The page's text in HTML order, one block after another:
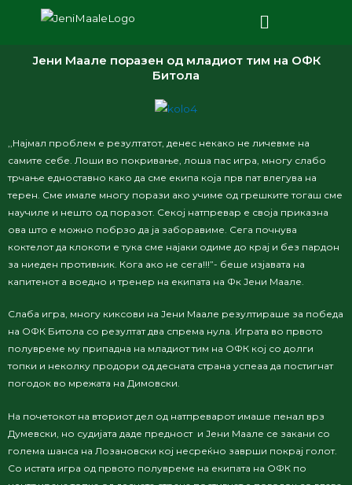
Јени Маале поразен од младиот тим на ОФК
Битола
,,Најмал проблем е резултатот, денес некако не личевме на
самите себе. Лоши во покривање, лоша пас игра, многу слабо
трчање едноставно како да сме екипа која прв пат влегува на
терен. Сме имале многу порази ако учиме од грешките тогаш сме
научиле и нешто од поразот. Секој натпревар е своја приказна
ова што е можно побрзо да ја заборавиме. Сега почнува
коктелот да клокоти е тука сме најаки одиме до крај и без пардон
за ниеден противник. Кога ако не сега!!!”- беше изјавата на
капитенот а воедно и тренер на екипата на Фк Јени Маале.
Слаба игра, многу киксови на Јени Маале резултираше за победа
на ОФК Битола со резултат два спрема нула. Играта во првото
полувреме му припадна на младиот тим на ОФК кој со долги
топки и неколку продори од десната страна успеаа да постигнат
погодок во мрежата на Димовски.
На почетокот на вториот дел од натпреварот имаше пенал врз
Думевски, но судијата даде предност и Јени Маале се закани со
голема шанса на Лозановски кој несреќно заврши покрај голот.
Со истата игра од првото полувреме на екипата на ОФК по